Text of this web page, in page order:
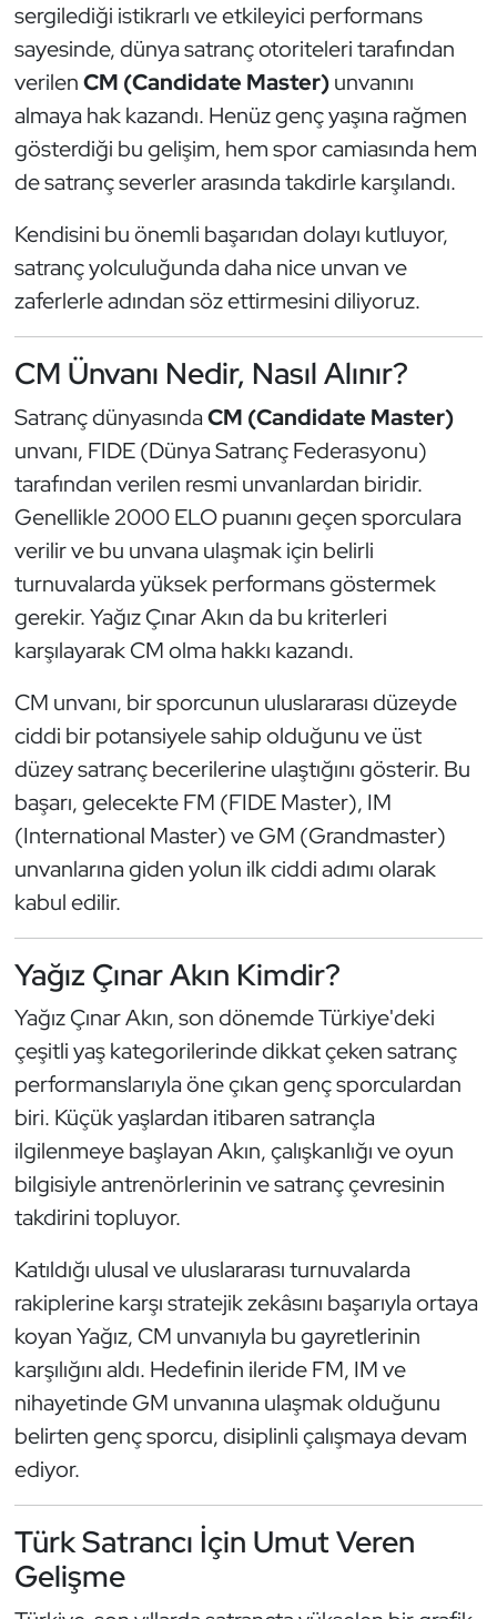
sergilediği istikrarlı ve etkileyici performans
sayesinde, dünya satranç otoriteleri tarafından
verilenCM (Candidate Master)unvanını
almaya hak kazandı. Henüz genç yaşına rağmen
gösterdiği bu gelişim, hem spor camiasında hem
de satranç severler arasında takdirle karşılandı.
Kendisini bu önemli başarıdan dolayı kutluyor,
satranç yolculuğunda daha nice unvan ve
zaferlerle adından söz ettirmesini diliyoruz.
CM Ünvanı Nedir, Nasıl Alınır?
Satranç dünyasındaCM (Candidate Master)
unvanı, FIDE (Dünya Satranç Federasyonu)
tarafından verilen resmi unvanlardan biridir.
Genellikle 2000 ELO puanını geçen sporculara
verilir ve bu unvana ulaşmak için belirli
turnuvalarda yüksek performans göstermek
gerekir. Yağız Çınar Akın da bu kriterleri
karşılayarak CM olma hakkı kazandı.
CM unvanı, bir sporcunun uluslararası düzeyde
ciddi bir potansiyele sahip olduğunu ve üst
düzey satranç becerilerine ulaştığını gösterir. Bu
başarı, gelecekte FM (FIDE Master), IM
(International Master) ve GM (Grandmaster)
unvanlarına giden yolun ilk ciddi adımı olarak
kabul edilir.
Yağız Çınar Akın Kimdir?
Yağız Çınar Akın, son dönemde Türkiye'deki
çeşitli yaş kategorilerinde dikkat çeken satranç
performanslarıyla öne çıkan genç sporculardan
biri. Küçük yaşlardan itibaren satrançla
ilgilenmeye başlayan Akın, çalışkanlığı ve oyun
bilgisiyle antrenörlerinin ve satranç çevresinin
takdirini topluyor.
Katıldığı ulusal ve uluslararası turnuvalarda
rakiplerine karşı stratejik zekâsını başarıyla ortaya
koyan Yağız, CM unvanıyla bu gayretlerinin
karşılığını aldı. Hedefinin ileride FM, IM ve
nihayetinde GM unvanına ulaşmak olduğunu
belirten genç sporcu, disiplinli çalışmaya devam
ediyor.
Türk Satrancı İçin Umut Veren
Gelişme
Genel
Golf
Güreş
Halter
Hava Sporları
Hentbol
İşitme Engelli Sporcular
Judo ve Kuraş
Kano ve Rafting
Karate
Kayak
Kempo
Kick Boks
Kürek
Masa Tenisi
Modern Pentatlon
Muay Thai
Okçuluk
Optimist
Oryantiring
Özel Sporcular
Paralimpik
Ragbi
Satranç
Su Topu
Tekvando
Tenis